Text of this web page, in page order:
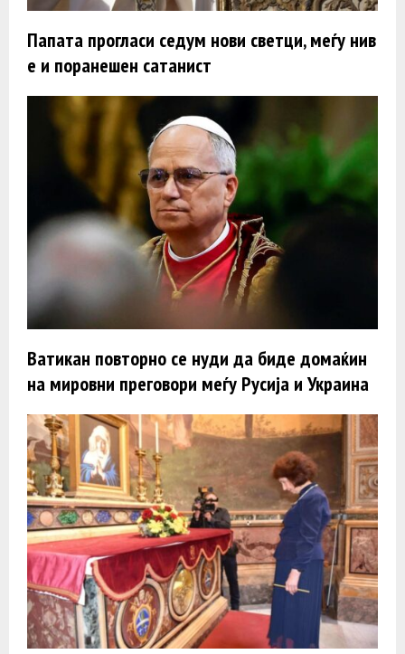
Папата прогласи седум нови светци, меѓу нив
е и поранешен сатанист
Ватикан повторно се нуди да биде домаќин
на мировни преговори меѓу Русија и Украина